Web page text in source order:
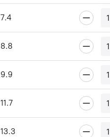
7.4
8.8
9.9
11.7
13.3